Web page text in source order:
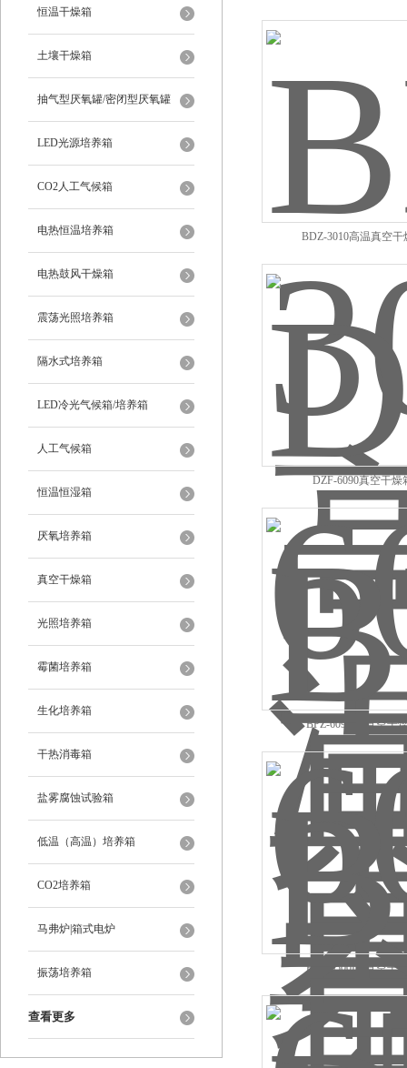
恒温干燥箱
土壤干燥箱
抽气型厌氧罐/密闭型厌氧罐
LED光源培养箱
CO2人工气候箱
电热恒温培养箱
电热鼓风干燥箱
震荡光照培养箱
隔水式培养箱
LED冷光气候箱/培养箱
人工气候箱
恒温恒湿箱
厌氧培养箱
真空干燥箱
光照培养箱
霉菌培养箱
生化培养箱
干热消毒箱
盐雾腐蚀试验箱
低温（高温）培养箱
CO2培养箱
马弗炉|箱式电炉
振荡培养箱
查看更多
BDZ-3010高温真空干
DZF-6090真空干燥
BPZ-6090LC真空干
BPZ-6500LC真空干